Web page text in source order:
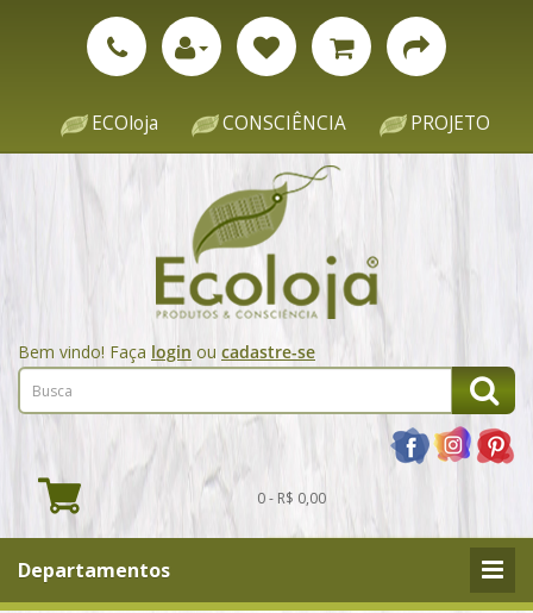
ECOloja CONSCIÊNCIA PROJETO
Bem vindo! Faça login ou cadastre-se
0 - R$ 0,00
Departamentos